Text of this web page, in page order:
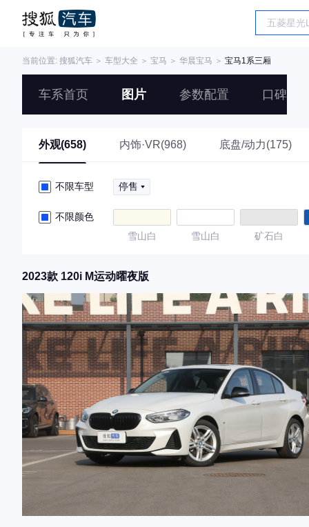
当前位置: 搜狐汽车 ＞ 车型大全 ＞ 宝马 ＞ 华晨宝马 ＞ 宝马1系三厢
车系首页 图片 参数配置 口碑
外观(658) 内饰·VR(968) 底盘/动力(175)
不限车型 停售
不限颜色
雪山白
雪山白 矿石白
2023款 120i M运动曜夜版